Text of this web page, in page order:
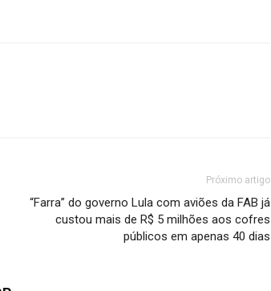
Próximo artigo
“Farra” do governo Lula com aviões da FAB já
custou mais de R$ 5 milhões aos cofres
públicos em apenas 40 dias